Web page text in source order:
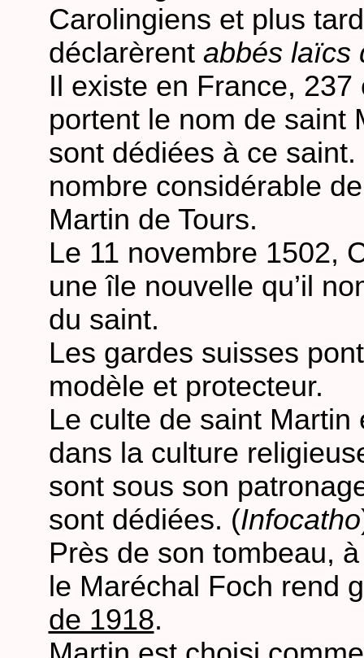
Carolingiens et plus
déclarèrent abbés laïcs
Il existe en France,
portent le nom de saint
sont dédiées à ce
nombre considérable
Martin de Tours.
Le 11 novembre 1502,
une île nouvelle qu’il
du saint.
Les gardes suisses
modèle et protecteur.
Le culte de saint
dans la culture
sont sous son
sont dédiées. (Infocatho
Près de son tombeau,
le Maréchal Foch rend
de 1918.